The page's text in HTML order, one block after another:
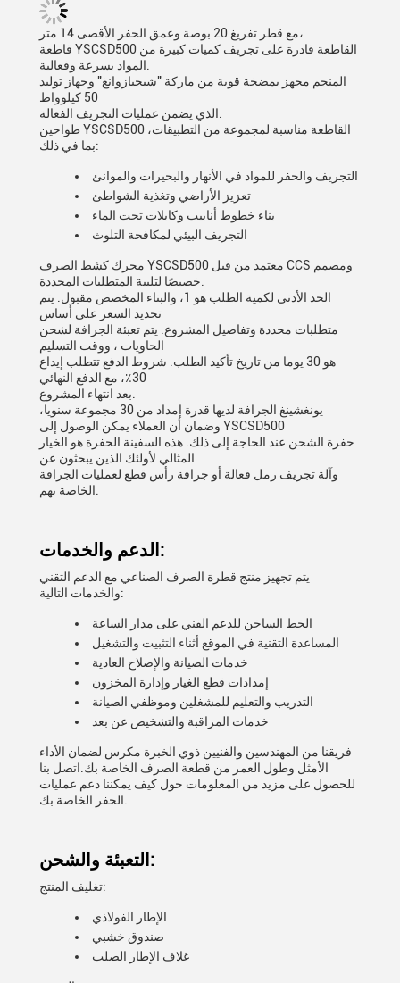
مع قطر تفريغ 20 بوصة وعمق الحفر الأقصى 14 متر،
قاطعة YSCSD500 القاطعة قادرة على تجريف كميات كبيرة من
المنجم مجهز بمضخة قوية من ماركة "شيجيازوانغ" وجهاز توليد
50 كيلوواط
طواحين YSCSD500 القاطعة مناسبة لمجموعة من التطبيقات،
بما في ذلك:
التجريف والحفر للمواد في الأنهار والبحيرات والموانئ
تعزيز الأراضي وتغذية الشواطئ
بناء خطوط أنابيب وكابلات تحت الماء
التجريف البيئي لمكافحة التلوث
محرك كشط الصرف YSCSD500 معتمد من قبل CCS ومصمم
الحد الأدنى لكمية الطلب هو 1، والبناء المخصص مقبول. يتم
تحديد السعر على أساس
متطلبات محددة وتفاصيل المشروع. يتم تعبئة الجرافة لشحن
الحاويات ، ووقت التسليم
هو 30 يوما من تاريخ تأكيد الطلب. شروط الدفع تتطلب إيداع
30٪، مع الدفع النهائي
يونغشينغ الجرافة لديها قدرة إمداد من 30 مجموعة سنويا،
وضمان أن العملاء يمكن الوصول إلى YSCSD500
حفرة الشحن عند الحاجة إلى ذلك. هذه السفينة الحفرة هو الخيار
المثالي لأولئك الذين يبحثون عن
وآلة تجريف رمل فعالة أو جرافة رأس قطع لعمليات الجرافة
الدعم والخدمات:
يتم تجهيز منتج قطرة الصرف الصناعي مع الدعم التقني
والخدمات التالية:
الخط الساخن للدعم الفني على مدار الساعة
المساعدة التقنية في الموقع أثناء التثبيت والتشغيل
خدمات الصيانة والإصلاح العادية
إمدادات قطع الغيار وإدارة المخزون
التدريب والتعليم للمشغلين وموظفي الصيانة
خدمات المراقبة والتشخيص عن بعد
فريقنا من المهندسين والفنيين ذوي الخبرة مكرس لضمان الأداء
الأمثل وطول العمر من قطعة الصرف الخاصة بك.اتصل بنا
للحصول على مزيد من المعلومات حول كيف يمكننا دعم عمليات
التعبئة والشحن:
تغليف المنتج:
الإطار الفولاذي
صندوق خشبي
غلاف الإطار الصلب